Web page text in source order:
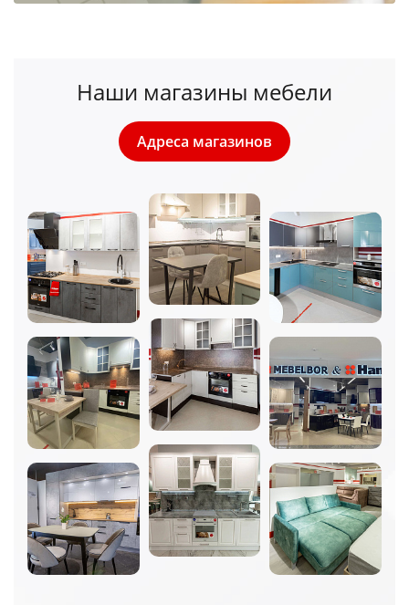
Наши магазины мебели
Адреса магазинов